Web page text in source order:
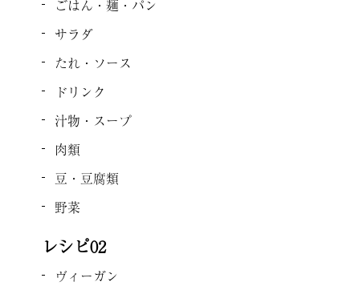
ごはん・麺・パン
サラダ
たれ・ソース
ドリンク
汁物・スープ
肉類
豆・豆腐類
野菜
レシピ02
ヴィーガン